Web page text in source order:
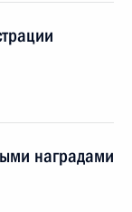
наградами